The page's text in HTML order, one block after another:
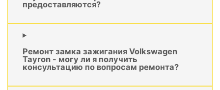
предоставляются?
Ремонт замка зажигания Volkswagen
Tayron - могу ли я получить
консультацию по вопросам ремонта?